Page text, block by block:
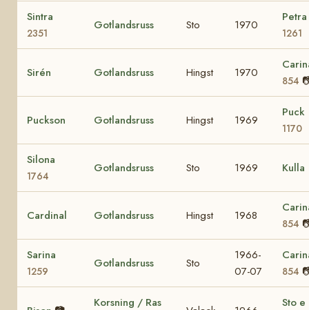
Sintra
2351
Gotlandsruss Sto 1970
Petra
1261
Sirén Gotlandsruss Hingst 1970
854
Puckson Gotlandsruss Hingst 1969
Puck
1170
Silona
1764
Gotlandsruss Sto 1969 Kulla
Cardinal Gotlandsruss Hingst 1968
854
Sarina
1259
Gotlandsruss Sto
1966-
07-07
854
Korsning / Ras Sto e